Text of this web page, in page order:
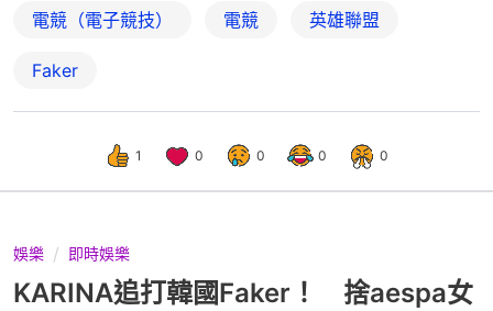
電競（電子競技） 電競 英雄聯盟
Faker
1 0 0 0 0
娛樂 即時娛樂
KARINA追打韓國Faker！ 捨aespa女